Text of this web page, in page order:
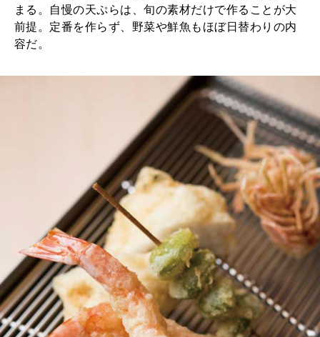
まる。自慢の天ぷらは、旬の素材だけで作ることが大
前提。定番を作らず、野菜や鮮魚もほぼ日替わりの内
容だ。